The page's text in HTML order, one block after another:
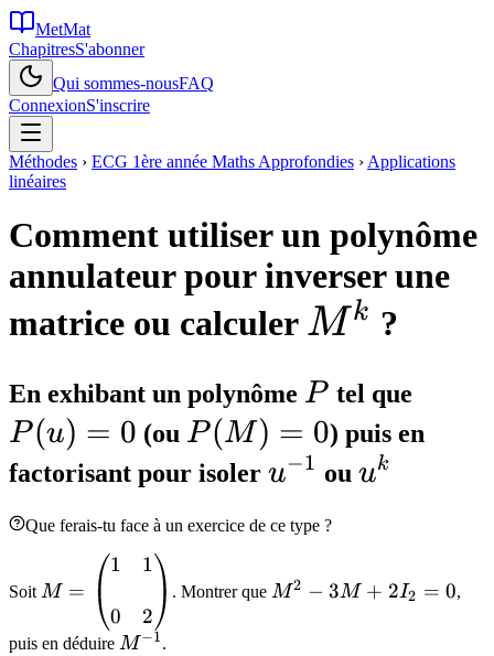
MetMat
ChapitresS'abonner
Qui sommes-nousFAQ
ConnexionS'inscrire
Méthodes › ECG 1ère année Maths Approfondies › Applications
linéaires
Comment utiliser un polynôme
annulateur pour inverser une
matrice ou calculer M^k
M k ?
En exhibant un polynôme P
P tel que
= 0
P (u) = 0 (ou P(M)
= 0
P (M) = 0) puis en
factorisant pour isoler u^{-1}
u−1 ou u^k
uk
Que ferais-tu face à un exercice de ce type ?
Soit \begin{pmatrix}
1 & 1 \\\\ 0 & 2
\end{pmatrix}
M =
1
0
1
2
. Montrer que -
M2 − 3M + 2I2 = 0,
puis en déduire M^{-1}
M−1.